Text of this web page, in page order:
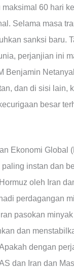
60 hari
Selama masa
sanksi baru.
perjanjian ini
Benjamin
dan di sisi lain,
besar
Ekonomi Global
instan dan
oleh Iran
perdagangan
pasokan
dan
dengan
dan Iran dan